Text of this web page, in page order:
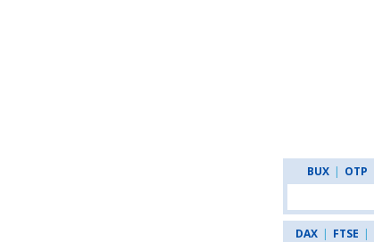
BUX | OTP
DAX | FTSE |